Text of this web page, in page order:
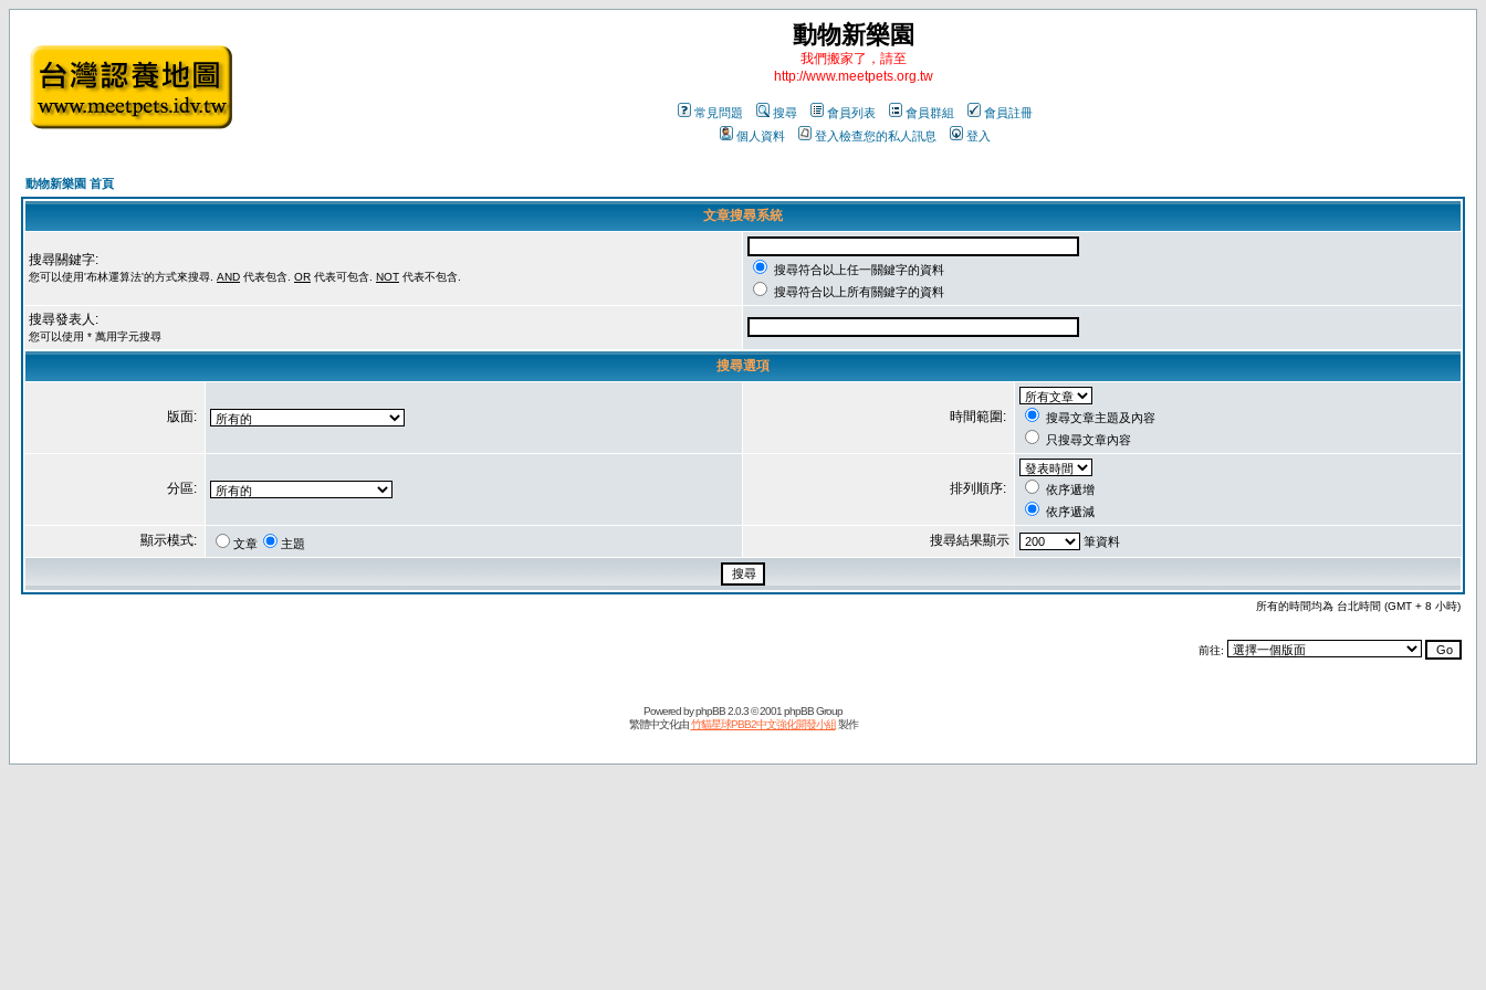
動物新樂園
我們搬家了，請至
http://www.meetpets.org.tw
常見問題 搜尋 會員列表 會員群組
會員註冊
個人資料
登入檢查您的私人訊息 登入
動物新樂園 首頁
文章搜尋系統
搜尋關鍵字:
您可以使用'布林運算法'的方式來搜尋. AND 代表包含. OR 代表可包含. NOT 代表不包含.
搜尋符合以上任一關鍵字的資料
搜尋符合以上所有關鍵字的資料
搜尋發表人:
您可以使用 * 萬用字元搜尋
搜尋選項
版面: 時間範圍:
搜尋文章主題及內容
只搜尋文章內容
分區: 排列順序:
依序遞增
依序遞減
顯示模式: 文章 主題 搜尋結果顯示 筆資料
所有的時間均為 台北時間 (GMT + 8 小時)
前往:
Powered byphpBB2.0.3 © 2001 phpBB Group
繁體中文化由竹貓星球PBB2中文強化開發小組製作